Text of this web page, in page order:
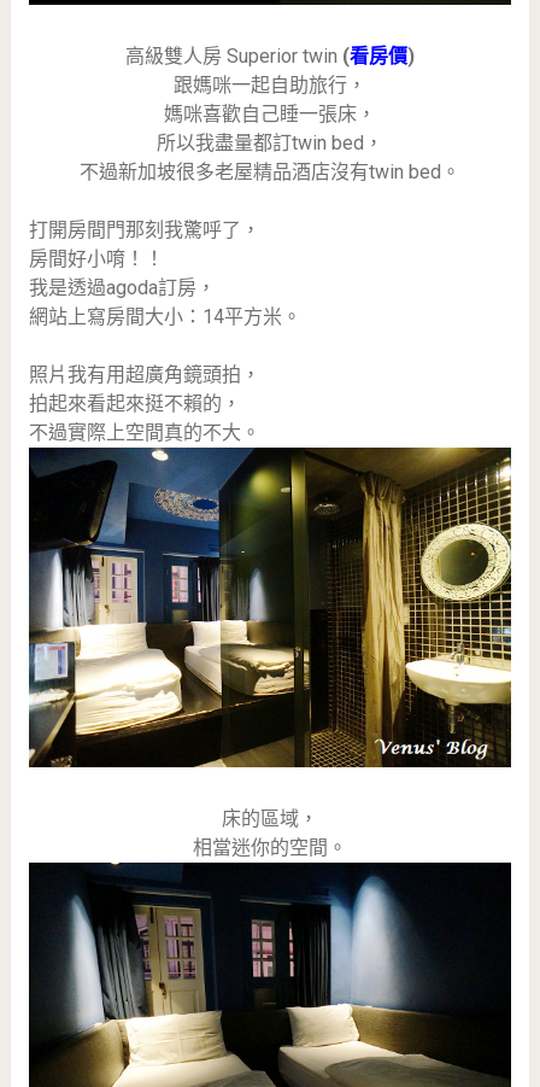
高級雙人房 Superior twin (看房價)
跟媽咪一起自助旅行，
媽咪喜歡自己睡一張床，
所以我盡量都訂twin bed，
不過新加坡很多老屋精品酒店沒有twin bed。
打開房間門那刻我驚呼了，
房間好小唷！！
我是透過agoda訂房，
網站上寫房間大小：14平方米。
照片我有用超廣角鏡頭拍，
拍起來看起來挺不賴的，
不過實際上空間真的不大。
床的區域，
相當迷你的空間。